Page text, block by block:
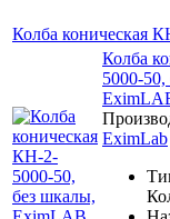
Колба коническая
Колба
5000-
EximLab